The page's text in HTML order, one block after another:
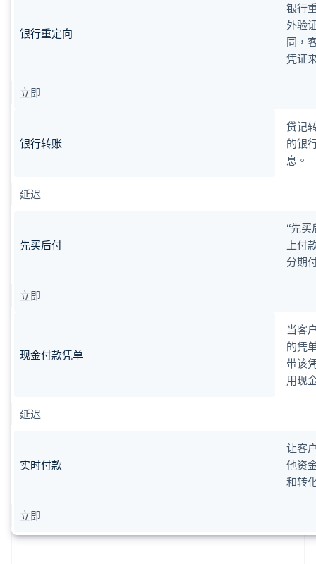
银行重定向
银行
外验
同，
凭证
立即
银行转账
贷记
的银
息。
延迟
先买后付
“先
上付
分期
立即
现金付款凭单
当客
的凭
带该
用现
延迟
实时付款
让客
他资
和转
立即